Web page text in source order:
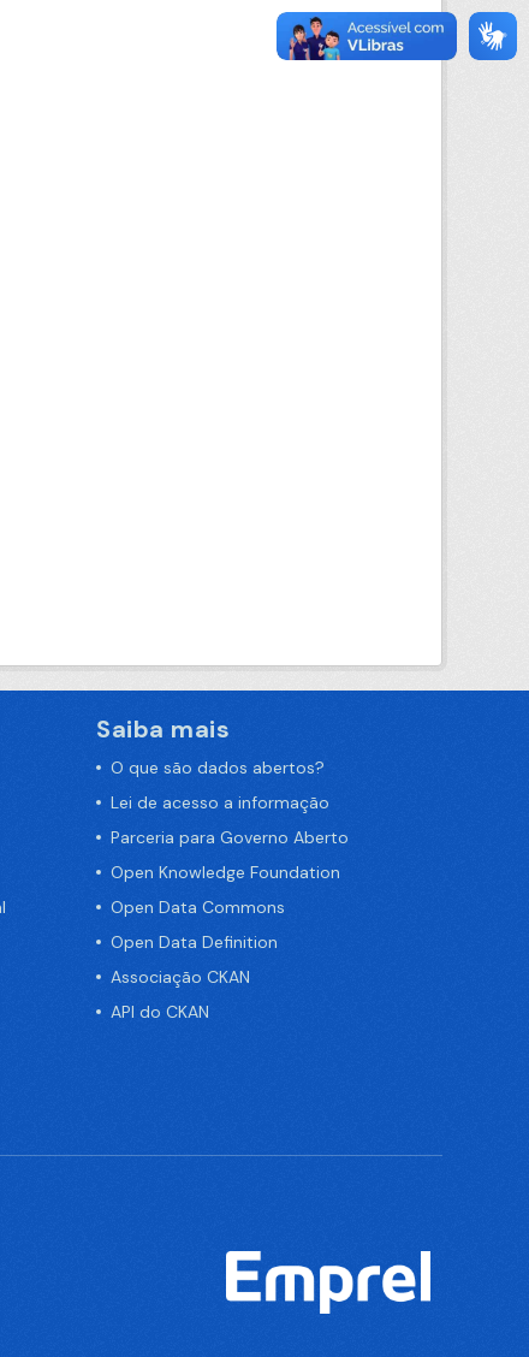
Saiba mais
O que são dados abertos?
Lei de acesso a informação
Parceria para Governo Aberto
Open Knowledge Foundation
Open Data Commons
Open Data Definition
Associação CKAN
API do CKAN